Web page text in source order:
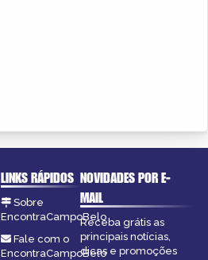
LINKS RÁPIDOS
Sobre
EncontraCampoBelo
Fale com o
EncontraCampoBelo
NOVIDADES POR E-
MAIL
Receba grátis as
principais notícias,
dicas e promoções